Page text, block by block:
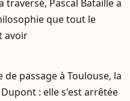
traversé, Pascal Bataille a
que tout le
avoir
passage à Toulouse, la
: elle s'est arrêtée